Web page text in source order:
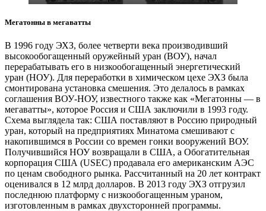
Мегатонны в мегаватты
В 1996 году ЭХЗ, более четверти века производивший
высокообогащенный оружейный уран (ВОУ), начал
перерабатывать его в низкообогащенный энергетический
уран (НОУ). Для переработки в химическом цехе ЭХЗ была
смонтирована установка смешения. Это делалось в рамках
соглашения ВОУ-НОУ, известного также как «Мегатонны — в
мегаватты», которое Россия и США заключили в 1993 году.
Схема выглядела так: США поставляют в Россию природный
уран, который на предприятиях Минатома смешивают с
накопившимся в России со времен гонки вооружений ВОУ.
Получившийся НОУ возвращали в США, а Обогатительная
корпорация США (USEC) продавала его американским АЭС
по ценам свободного рынка. Рассчитанный на 20 лет контракт
оценивался в 12 млрд долларов. В 2013 году ЭХЗ отгрузил
последнюю платформу с низкообогащенным ураном,
изготовленным в рамках двухсторонней программы.